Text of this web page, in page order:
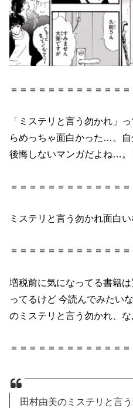
＝＝＝＝＝＝＝＝＝＝＝＝＝
「ミステリと言う勿かれ」
らめっちゃ面白かった…。
後悔しないマンガだよね…
＝＝＝＝＝＝＝＝＝＝＝＝＝
ミステリと言う勿かれ面白
＝＝＝＝＝＝＝＝＝＝＝＝＝
増税前に気になってる書籍
ってるけど 今読んでみたい
のミステリと言う勿かれ、
＝＝＝＝＝＝＝＝＝＝＝＝＝
田村由美のミステリと言